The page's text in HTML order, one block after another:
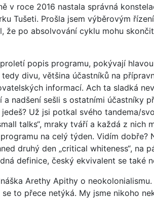
v roce 2016 nastala správná
Tušeti. Prošla jsem výběrovým
že po absolvování cyklu mohu
popis programu, pokývají
divu, většina účastníků na
informací. Ach ta sladká
a nadšení sešli s ostatními účastníky
Už jsi potkal svého tandema/
talks“, mraky tváří a každá z nich
na celý týden. Vidím dobře?
druhý den „critical whiteness“, na
definice, český ekvivalent se také
Arethy Apithy o
to přece netýká. My jsme nikoho